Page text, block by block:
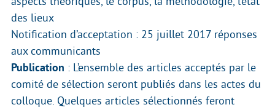
des lieux
Notification d’acceptation : 25 juillet 2017 réponses
aux communicants
Publication : L’ensemble des articles acceptés par le
comité de sélection seront publiés dans les actes du
colloque. Quelques articles sélectionnés feront